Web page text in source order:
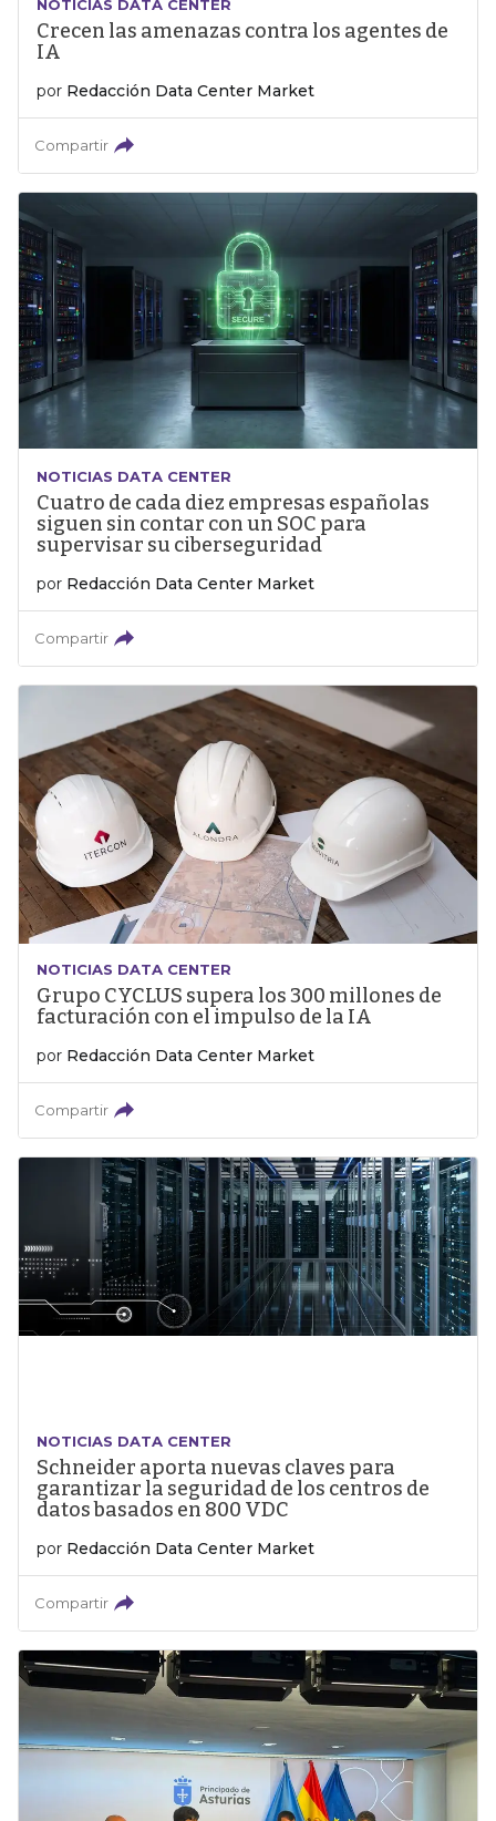
NOTICIAS DATA CENTER
Crecen las amenazas contra los agentes de
IA
por Redacción Data Center Market
Compartir
NOTICIAS DATA CENTER
Cuatro de cada diez empresas españolas
siguen sin contar con un SOC para
supervisar su ciberseguridad
por Redacción Data Center Market
Compartir
NOTICIAS DATA CENTER
Grupo CYCLUS supera los 300 millones de
facturación con el impulso de la IA
por Redacción Data Center Market
Compartir
NOTICIAS DATA CENTER
Schneider aporta nuevas claves para
garantizar la seguridad de los centros de
datos basados en 800 VDC
por Redacción Data Center Market
Compartir